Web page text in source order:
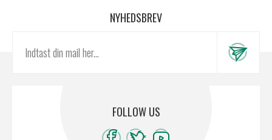
NYHEDSBREV
FOLLOW US